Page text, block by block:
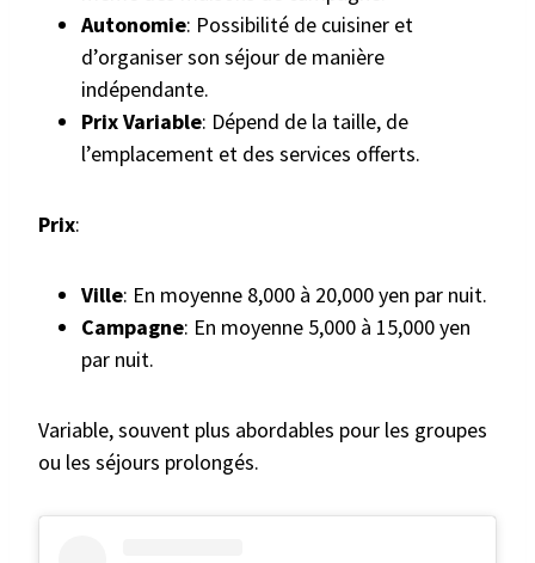
Autonomie: Possibilité de cuisiner et
d’organiser son séjour de manière
indépendante.
Prix Variable: Dépend de la taille, de
l’emplacement et des services offerts.
Prix:
Ville: En moyenne 8,000 à 20,000 yen par nuit.
Campagne: En moyenne 5,000 à 15,000 yen
par nuit.
Variable, souvent plus abordables pour les groupes
ou les séjours prolongés.